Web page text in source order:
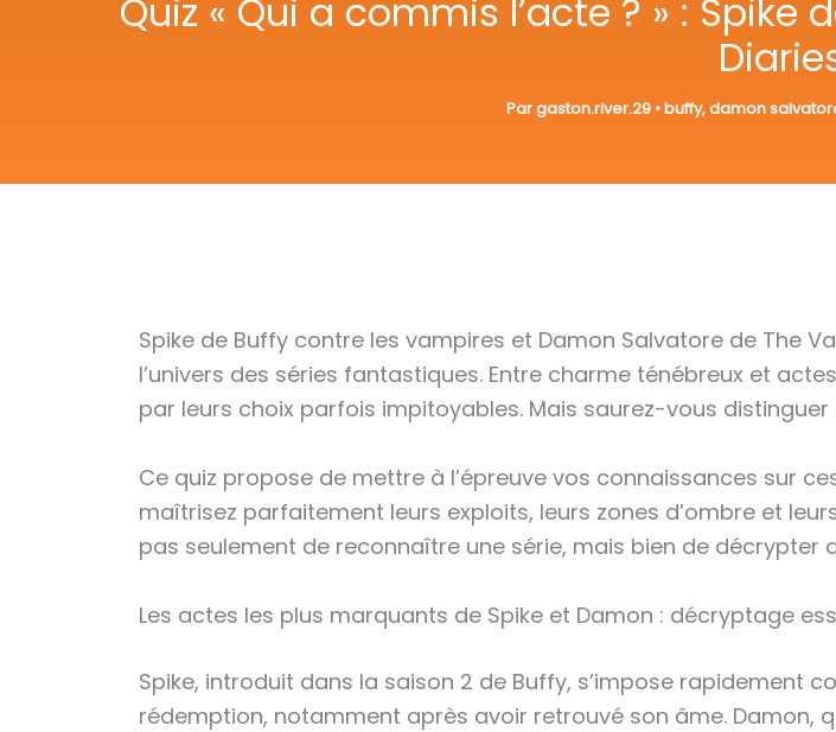
Quiz « Qui a commis l’acte ? » :
Pargaston.river.29 •buffy,damon
Spike de Buffy contre les vampires et Damon Salvatore de The
l’univers des séries fantastiques. Entre charme ténébreux et
par leurs choix parfois impitoyables. Mais saurez-vous
Ce quiz propose de mettre à l’épreuve vos connaissances sur
maîtrisez parfaitement leurs exploits, leurs zones d’ombre et
pas seulement de reconnaître une série, mais bien de
Les actes les plus marquants de Spike et Damon : décryptage
Spike, introduit dans la saison 2 de Buffy, s’impose rapidement
rédemption, notamment après avoir retrouvé son âme. Damon,